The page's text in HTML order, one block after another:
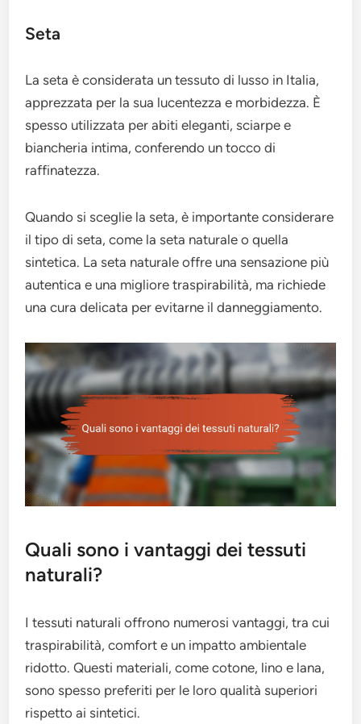
Seta
La seta è considerata un tessuto di lusso in Italia,
apprezzata per la sua lucentezza e morbidezza. È
spesso utilizzata per abiti eleganti, sciarpe e
biancheria intima, conferendo un tocco di
raffinatezza.
Quando si sceglie la seta, è importante considerare
il tipo di seta, come la seta naturale o quella
sintetica. La seta naturale offre una sensazione più
autentica e una migliore traspirabilità, ma richiede
una cura delicata per evitarne il danneggiamento.
Quali sono i vantaggi dei tessuti
naturali?
I tessuti naturali offrono numerosi vantaggi, tra cui
traspirabilità, comfort e un impatto ambientale
ridotto. Questi materiali, come cotone, lino e lana,
sono spesso preferiti per le loro qualità superiori
rispetto ai sintetici.